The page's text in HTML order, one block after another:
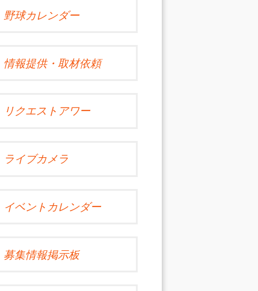
野球カレンダー
情報提供・取材依頼
リクエストアワー
ライブカメラ
イベントカレンダー
募集情報掲示板